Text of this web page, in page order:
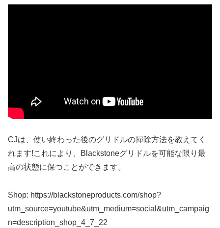
CJは、使い終わった後のグリドルの掃除方法を教えてく
れます!これにより、Blackstoneグリドルを可能な限り最
高の状態に保つことができます。
Shop: https://blackstoneproducts.com/shop?
utm_source=youtube&utm_medium=social&utm_campaig
n=description_shop_4_7_22